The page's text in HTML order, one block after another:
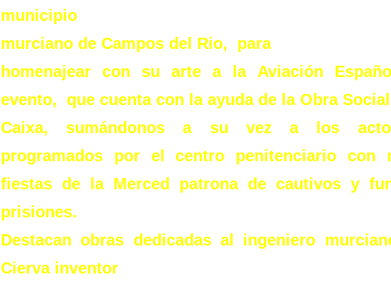
municipio
murciano de Campos del Rio, para
homenajear con su arte a la Aviación
evento, que cuenta con la ayuda de la Obra
Caixa, sumándonos a su vez a los
programados por el centro penitenciario con
fiestas de la Merced patrona de cautivos y
prisiones.
Destacan obras dedicadas al ingeniero
Cierva inventor